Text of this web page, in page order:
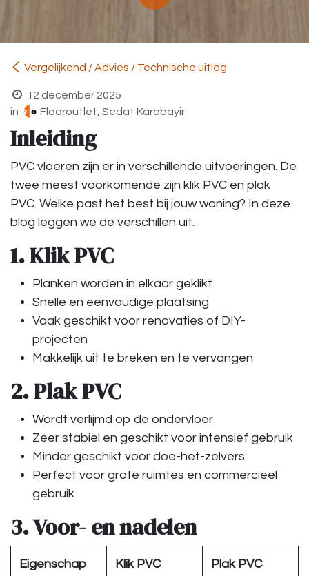
Vergelijkend / Advies / Technische uitleg
12 december 2025
in
Flooroutlet, Sedat Karabayir
Inleiding
PVC vloeren zijn er in verschillende uitvoeringen. De
twee meest voorkomende zijn klik PVC en plak
PVC. Welke past het best bij jouw woning? In deze
blog leggen we de verschillen uit.
1. Klik PVC
Planken worden in elkaar geklikt
Snelle en eenvoudige plaatsing
Vaak geschikt voor renovaties of DIY-
projecten
Makkelijk uit te breken en te vervangen
2. Plak PVC
Wordt verlijmd op de ondervloer
Zeer stabiel en geschikt voor intensief gebruik
Minder geschikt voor doe-het-zelvers
Perfect voor grote ruimtes en commercieel
gebruik
3. Voor- en nadelen
Eigenschap Klik PVC Plak PVC